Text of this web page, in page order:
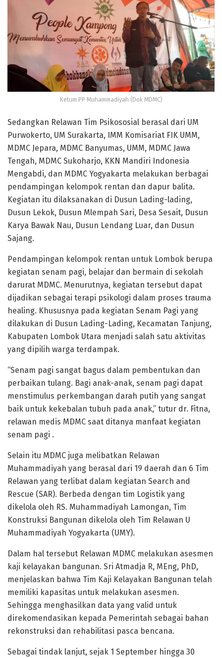
Ketum PP Muhammadiyah (Dok MDMC)
Sedangkan Relawan Tim Psikososial berasal dari UM
Purwokerto, UM Surakarta, IMM Komisariat FIK UMM,
MDMC Jepara, MDMC Banyumas, UMM, MDMC Jawa
Tengah, MDMC Sukoharjo, KKN Mandiri Indonesia
Mengabdi, dan MDMC Yogyakarta melakukan berbagai
pendampingan kelompok rentan dan dapur balita.
Kegiatan itu dilaksanakan di Dusun Lading-lading,
Dusun Lekok, Dusun Mlempah Sari, Desa Sesait, Dusun
Karya Bawak Nau, Dusun Lendang Luar, dan Dusun
Sajang.
Pendampingan kelompok rentan untuk Lombok berupa
kegiatan senam pagi, belajar dan bermain di sekolah
darurat MDMC. Menurutnya, kegiatan tersebut dapat
dijadikan sebagai terapi psikologi dalam proses trauma
healing. Khususnya pada kegiatan Senam Pagi yang
dilakukan di Dusun Lading-Lading, Kecamatan Tanjung,
Kabupaten Lombok Utara menjadi salah satu aktivitas
yang dipilih warga terdampak.
“Senam pagi sangat bagus dalam pembentukan dan
perbaikan tulang. Bagi anak-anak, senam pagi dapat
menstimulus perkembangan darah putih yang sangat
baik untuk kekebalan tubuh pada anak,” tutur dr. Fitna,
relawan medis MDMC saat ditanya manfaat kegiatan
senam pagi .
Selain itu MDMC juga melibatkan Relawan
Muhammadiyah yang berasal dari 19 daerah dan 6 Tim
Relawan yang terlibat dalam kegiatan Search and
Rescue (SAR). Berbeda dengan tim Logistik yang
dikelola oleh RS. Muhammadiyah Lamongan, Tim
Konstruksi Bangunan dikelola oleh Tim Relawan U
Muhammadiyah Yogyakarta (UMY).
Dalam hal tersebut Relawan MDMC melakukan asesmen
kaji kelayakan bangunan. Sri Atmadja R, MEng, PhD,
menjelaskan bahwa Tim Kaji Kelayakan Bangunan telah
memiliki kapasitas untuk melakukan asesmen.
Sehingga menghasilkan data yang valid untuk
direkomendasikan kepada Pemerintah sebagai bahan
rekonstruksi dan rehabilitasi pasca bencana.
Sebagai tindak lanjut, sejak 1 September hingga 30